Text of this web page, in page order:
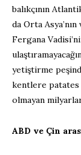
balıkçının
da Orta
Fergana
yetiştirme
kentlere patates
olmayan
ABD ve Çin